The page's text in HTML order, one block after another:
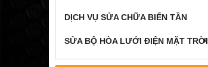
DỊCH VỤ SỬA CHỮA BIẾN TẦN
SỬA BỘ HÒA LƯỚI ĐIỆN MẶT TRỜI